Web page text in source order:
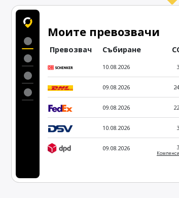
Моите превозвачи
Превозвач Събиране
10.08.2026
09.08.2026
09.08.2026
10.08.2026
09.08.2026